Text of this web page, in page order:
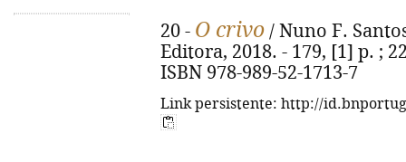
20 - O crivo / Nuno F.
Editora, 2018. - 179, [1] p. ;
ISBN 978-989-52-1713-7
Link persistente: http://